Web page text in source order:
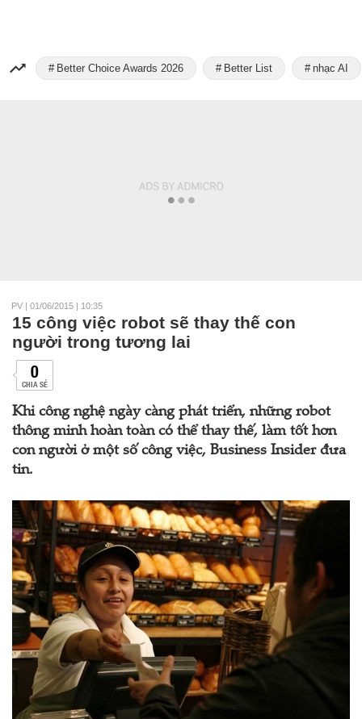
Better Choice Awards 2026 Better List nhạc AI
PV | 01/06/2015 | 10:35
15 công việc robot sẽ thay thế con
người trong tương lai
0
CHIA SẺ
Khi công nghệ ngày càng phát triển, những robot
thông minh hoàn toàn có thể thay thế, làm tốt hơn
con người ở một số công việc, Business Insider đưa
tin.